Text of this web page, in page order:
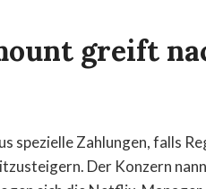
greift
spezielle Zahlungen, falls
Der Konzern